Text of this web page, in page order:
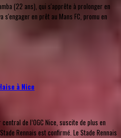
(22 ans), qui s'apprête à prolonger en
s'engager en prêt au Mans FC, promu en
à Nice
de l’OGC Nice, suscite de plus en
Rennais est confirmé. Le Stade Rennais